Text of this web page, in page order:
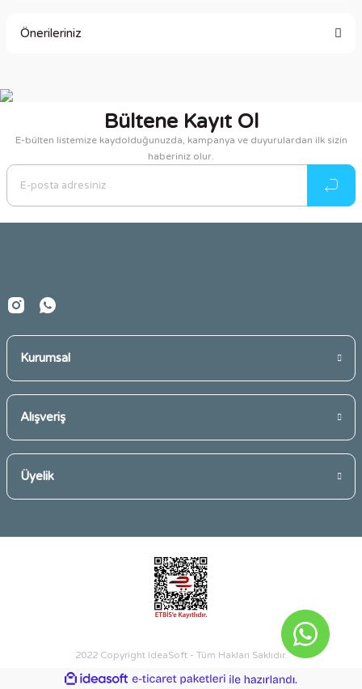
Önerileriniz
Görüş ve önerileriniz için teşekkür ederiz.
Ürün resmi kalitesiz, bozuk veya görüntülenemiyor.
Ürün açıklamasında eksik bilgiler bulunuyor.
Ürün bilgilerinde hatalar bulunuyor.
Bültene Kayıt Ol
E-bülten listemize kaydolduğunuzda, kampanya ve duyurulardan ilk sizin
haberiniz olur.
Kurumsal
Alışveriş
Üyelik
2022 Copyright IdeaSoft - Tüm Hakları Saklıdır.
ideasoft
e-